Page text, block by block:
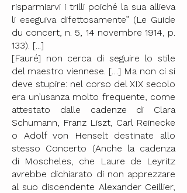
risparmiarvi i trilli poiché la sua allieva
li eseguiva difettosamente” (Le Guide
du concert, n. 5, 14 novembre 1914, p.
133). [...]
[Fauré] non cerca di seguire lo stile
del maestro viennese. […] Ma non ci si
deve stupire: nel corso del XIX secolo
era un’usanza molto frequente, come
attestato dalle cadenze di Clara
Schumann, Franz Liszt, Carl Reinecke
o Adolf von Henselt destinate allo
stesso Concerto (Anche la cadenza
di Moscheles, che Laure de Leyritz
avrebbe dichiarato di non apprezzare
al suo discendente Alexander Ceillier,